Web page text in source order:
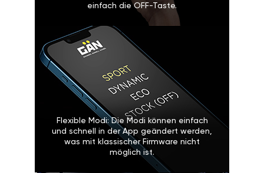
einfach die OFF-Taste.
Flexible Modi: Die Modi können einfach
und schnell in der App geändert werden,
was mit klassischer Firmware nicht
möglich ist.